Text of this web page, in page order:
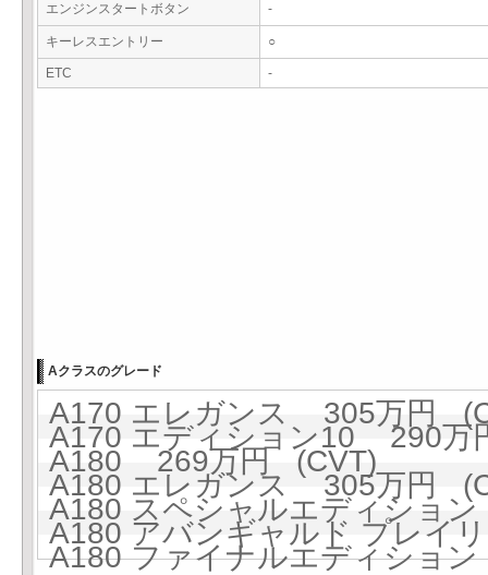
エンジンスタートボタン -
キーレスエントリー ○
ETC -
Aクラスのグレード
A170 エレガンス 305万円
A170 エディション10 290万
A180 269万円 (CVT)
A180 エレガンス 305万円
A180 スペシャルエディショ
A180 アバンギャルド プレ
A180 ファイナルエディショ